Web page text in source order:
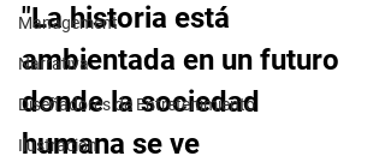
Management
Narrativa
Diseñadores de Entretenimiento
Ilustración
"La historia está
ambientada en un futuro
donde la sociedad
humana se ve